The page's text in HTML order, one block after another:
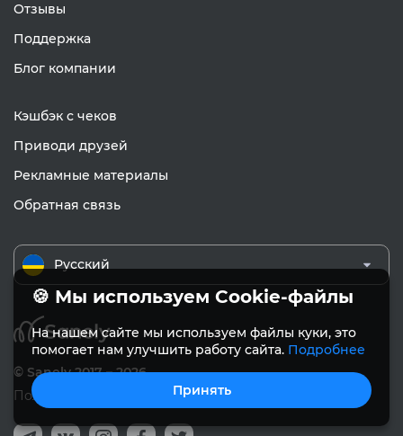
Отзывы
Поддержка
Блог компании
Кэшбэк с чеков
Приводи друзей
Рекламные материалы
Обратная связь
Русский
© Sanely 2017 – 2026
Пользовательское соглашение
🍪 Мы используем Cookie-файлы
На нашем сайте мы используем файлы куки, это
помогает нам улучшить работу сайта. Подробнее
Принять